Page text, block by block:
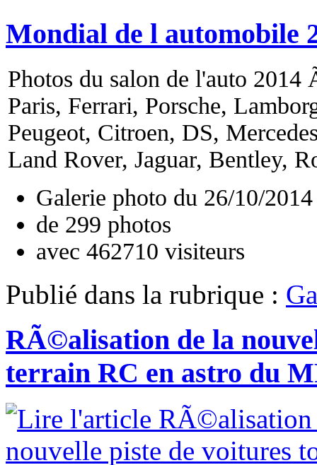
Mondial de l automobile
Photos du salon de l'auto 2014
Paris, Ferrari, Porsche,
Peugeot, Citroen, DS,
Land Rover, Jaguar, Bentley,
Galerie photo du 26/10/2014
de 299 photos
avec 462710 visiteurs
Publié dans la rubrique :
RÃ©alisation de la
terrain RC en astro du